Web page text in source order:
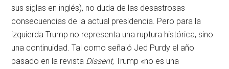
sus siglas en inglés), no duda de las desastrosas
consecuencias de la actual presidencia. Pero para la
izquierda Trump no representa una ruptura histórica, sino
una continuidad. Tal como señaló Jed Purdy el año
pasado en la revista Dissent, Trump «no es una